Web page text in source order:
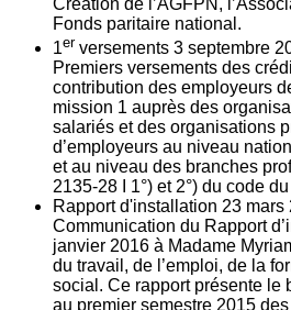
Création de l’AGFPN,
Fonds paritaire national.
1er versements 3 septembre
Premiers versements des
contribution des employeurs
mission 1 auprès des
salariés et des organisations
d’employeurs au niveau
et au niveau des branches
2135‐28 I 1°) et 2°) du code
Rapport d'installation 23 mars
Communication du Rapport
janvier 2016 à Madame
du travail, de l’emploi, de la
social. Ce rapport présente
au premier semestre 2015